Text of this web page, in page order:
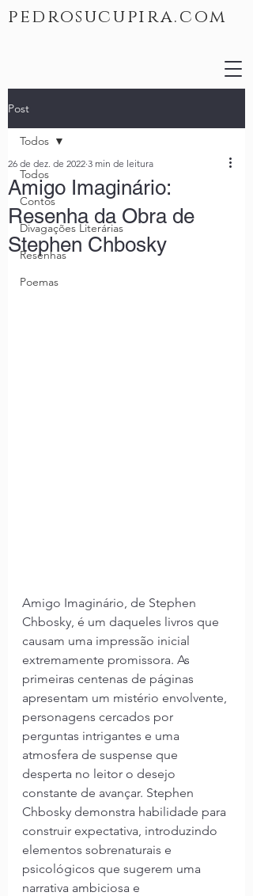
pedrosucupira.com
Post
Todos
Contos
Divagações Literárias
Resenhas
Poemas
Todos
Amigo Imaginário:
Resenha da Obra de
Stephen Chbosky
26 de dez. de 2022 3 min de leitura
Amigo Imaginário, de Stephen
Chbosky, é um daqueles livros que
causam uma impressão inicial
extremamente promissora. As
primeiras centenas de páginas
apresentam um mistério envolvente,
personagens cercados por
perguntas intrigantes e uma
atmosfera de suspense que
desperta no leitor o desejo
constante de avançar. Stephen
Chbosky demonstra habilidade para
construir expectativa, introduzindo
elementos sobrenaturais e
psicológicos que sugerem uma
narrativa ambiciosa e